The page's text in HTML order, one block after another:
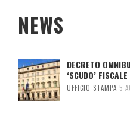
NEWS
DECRETO
‘SCUDO’
UFFICIO STAMPA 5